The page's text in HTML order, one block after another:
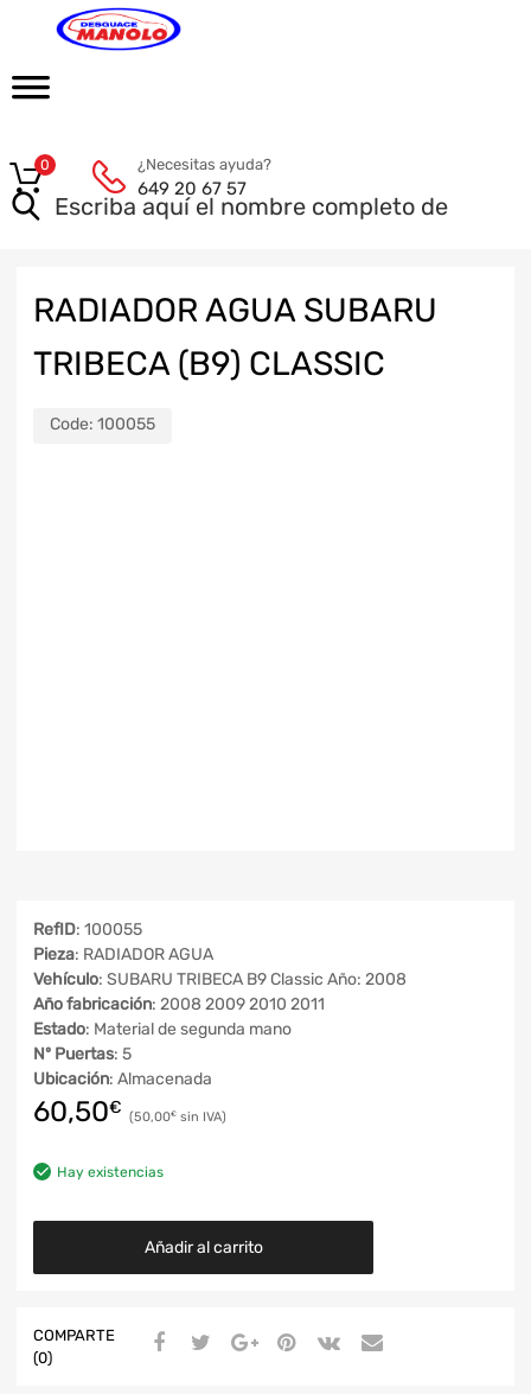
¿Necesitas ayuda?
649 20 67 57
0
RADIADOR AGUA SUBARU
TRIBECA (B9) CLASSIC
Code: 100055
RefID: 100055
Pieza: RADIADOR AGUA
Vehículo: SUBARU TRIBECA B9 Classic Año: 2008
Año fabricación: 2008 2009 2010 2011
Estado: Material de segunda mano
Nº Puertas: 5
Ubicación: Almacenada
60,50€ 50,00€
Hay existencias
Añadir al carrito
COMPARTE
(0)